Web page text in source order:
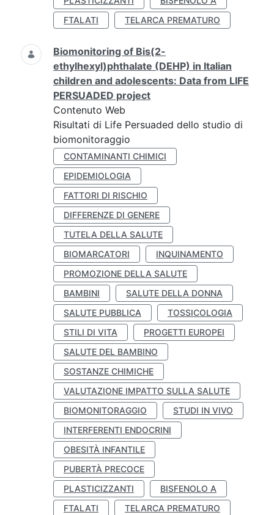
FTALATI
TELARCA PREMATURO
Biomonitoring of Bis(2-
ethylhexyl)phthalate (DEHP) in Italian
children and adolescents: Data from LIFE
PERSUADED project
Contenuto Web
Risultati di Life Persuaded dello studio di
biomonitoraggio
CONTAMINANTI CHIMICI
EPIDEMIOLOGIA
FATTORI DI RISCHIO
DIFFERENZE DI GENERE
TUTELA DELLA SALUTE
BIOMARCATORI
INQUINAMENTO
PROMOZIONE DELLA SALUTE
BAMBINI
SALUTE DELLA DONNA
SALUTE PUBBLICA
TOSSICOLOGIA
STILI DI VITA
PROGETTI EUROPEI
SALUTE DEL BAMBINO
SOSTANZE CHIMICHE
VALUTAZIONE IMPATTO SULLA SALUTE
BIOMONITORAGGIO
STUDI IN VIVO
INTERFERENTI ENDOCRINI
OBESITÀ INFANTILE
PUBERTÀ PRECOCE
PLASTICIZZANTI
BISFENOLO A
FTALATI
TELARCA PREMATURO